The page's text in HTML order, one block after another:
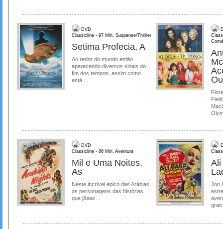
DVD
Classicline - 97 Min. Suspense/Thriller
Setima Profecia, A
Ao redor do mundo estão
aparecendo diversos sinais do
fim dos tempos, assim como
está ...
DVD
Classicline - 86 Min. Aventura
Mil e Uma Noites,
As
Neste incrível épico das Arábias,
os personagens das histórias
que j&aac...
Ali
Jon